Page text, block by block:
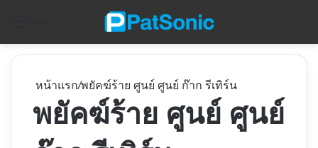
หน้าแรก/พยัคฆ์ร้าย ศูนย์ ศูนย์ ก๊าก รีเทิร์น
พยัคฆ์ร้าย ศูนย์ ศูนย์